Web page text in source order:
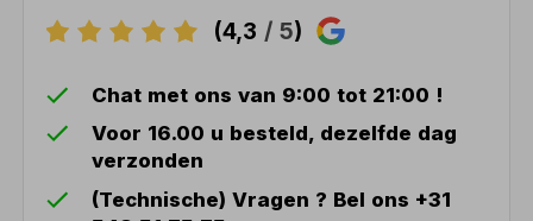
(4,3 / 5)
Chat met ons van 9:00 tot 21:00 !
Voor 16.00 u besteld, dezelfde dag
verzonden
(Technische) Vragen ? Bel ons +31